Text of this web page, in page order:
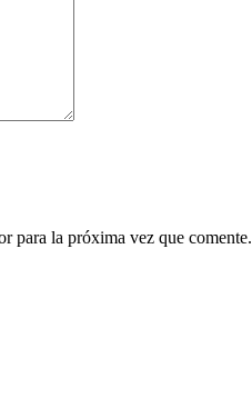
para la próxima vez que comente.